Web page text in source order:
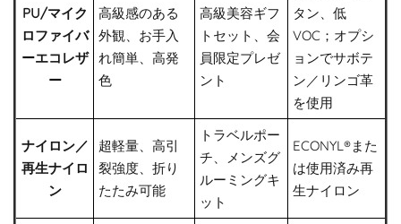
PU/マイク
ロファイバ
ーエコレザ
ー
高級感のある
外観、お手入
れ簡単、高発
色
高級美容ギフ
トセット、会
員限定プレゼ
ント
タン、低
VOC；オプシ
ョンでサボテ
ン／リンゴ革
を使用
ナイロン／
再生ナイロ
ン
超軽量、高引
裂強度、折り
たたみ可能
トラベルポー
チ、メンズグ
ルーミングキ
ット
ECONYL®また
は使用済み再
生ナイロン